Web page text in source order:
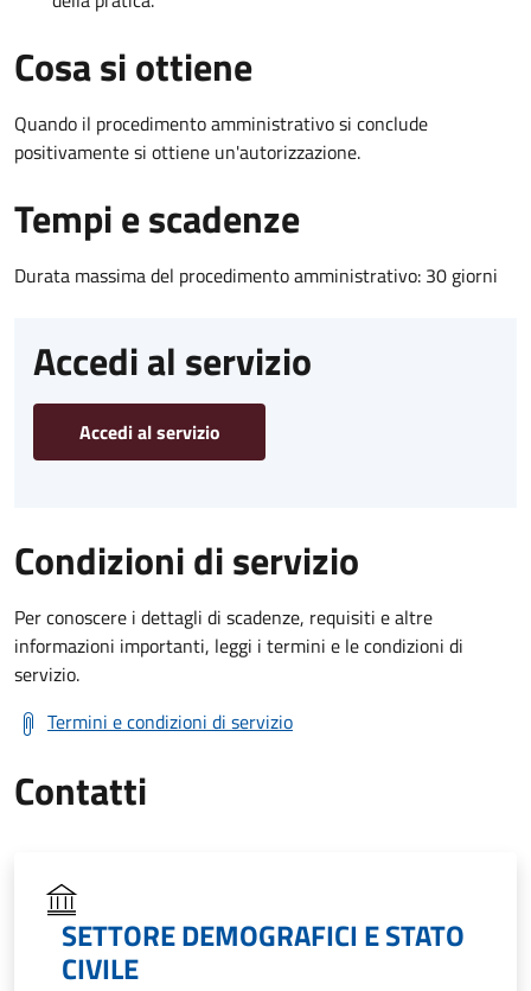
Cosa si ottiene
Quando il procedimento amministrativo si conclude
positivamente si ottiene un'autorizzazione.
Tempi e scadenze
Durata massima del procedimento amministrativo: 30 giorni
Accedi al servizio
Accedi al servizio
Condizioni di servizio
Per conoscere i dettagli di scadenze, requisiti e altre
informazioni importanti, leggi i termini e le condizioni di
servizio.
Termini e condizioni di servizio
Contatti
SETTORE DEMOGRAFICI E STATO
CIVILE